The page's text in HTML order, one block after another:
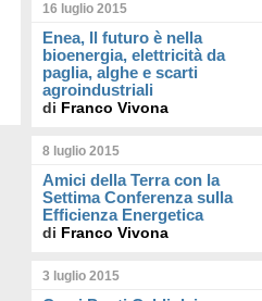
16 luglio 2015
Enea, Il futuro è nella
bioenergia, elettricità da
paglia, alghe e scarti
agroindustriali
di Franco Vivona
8 luglio 2015
Amici della Terra con la
Settima Conferenza sulla
Efficienza Energetica
di Franco Vivona
3 luglio 2015